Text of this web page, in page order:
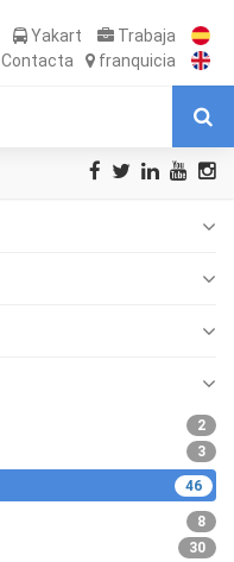
Yakart
Trabaja
Contacta
franquicia
2
3
46
8
30